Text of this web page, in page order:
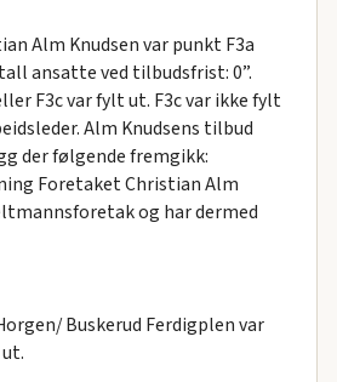
Alm Knudsen var punkt F3a
ansatte ved tilbudsfrist: 0”.
F3c var fylt ut. F3c var ikke fylt
Alm Knudsens tilbud
der følgende fremgikk:
Foretaket Christian Alm
og har dermed
Buskerud Ferdigplen var